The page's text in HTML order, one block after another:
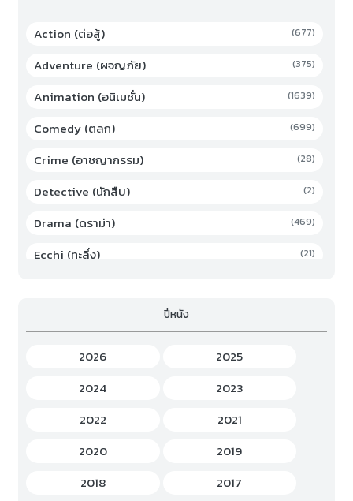
Action (ต่อสู้) (677)
Adventure (ผจญภัย) (375)
Animation (อนิเมชั่น) (1639)
Comedy (ตลก) (699)
Crime (อาชญากรรม) (28)
Detective (นักสืบ) (2)
Drama (ดราม่า) (469)
Ecchi (ทะลึ่ง) (21)
Horror (สยองขวัญ)
ปีหนัง
2026
2025
2024
2023
2022
2021
2020
2019
2018
2017